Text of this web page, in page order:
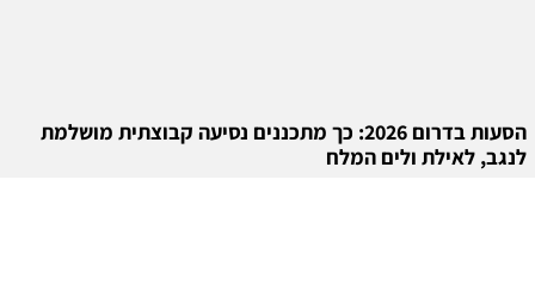
הסעות בדרום 2026: כך מתכננים נסיעה קבוצתית מושלמת
לנגב, לאילת ולים המלח